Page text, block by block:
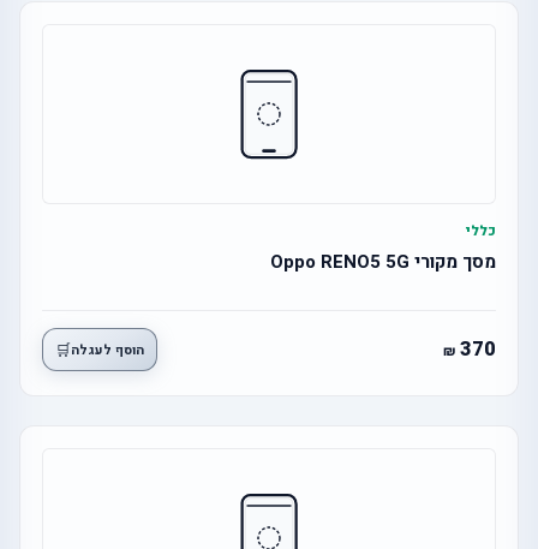
כללי
מסך מקורי Oppo RENO5 5G
370 הוסף לעגלה🛒